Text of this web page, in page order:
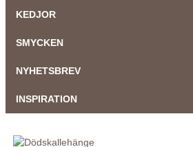
KEDJOR
SMYCKEN
NYHETSBREV
INSPIRATION